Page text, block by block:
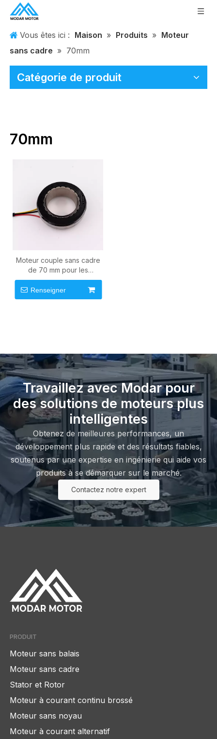
Vous êtes ici : Maison » Produits » Moteur
sans cadre » 70mm
Catégorie de produit
70mm
Moteur couple sans cadre
de 70 mm pour les
applications à entraînement
direct à couple élevé
Renseigner
Travaillez avec Modar pour
des solutions de moteurs plus
intelligentes
Obtenez de meilleures performances, un
développement plus rapide et des résultats fiables,
soutenus par une expertise en ingénierie qui aide vos
produits à se démarquer sur le marché.
Contactez notre expert
PRODUIT
Moteur sans balais
Moteur sans cadre
Stator et Rotor
Moteur à courant continu brossé
Moteur sans noyau
Moteur à courant alternatif